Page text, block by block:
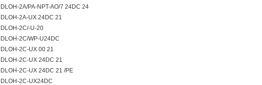
DLOH-2A/PA-NPT-AO/7 24DC 24
DLOH-2A-UX 24DC 21
DLOH-2C/-U-20
DLOH-2C/WP-U24DC
DLOH-2C-UX 00 21
DLOH-2C-UX 24DC 21
DLOH-2C-UX 24DC 21 /PE
DLOH-2C-UX24DC